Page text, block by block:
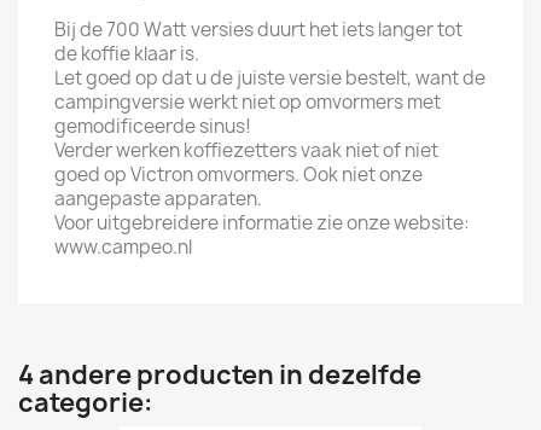
Bij de 700 Watt versies duurt het iets langer tot
de koffie klaar is.
Let goed op dat u de juiste versie bestelt, want de
campingversie werkt niet op omvormers met
gemodificeerde sinus!
Verder werken koffiezetters vaak niet of niet
goed op Victron omvormers. Ook niet onze
aangepaste apparaten.
Voor uitgebreidere informatie zie onze website:
www.campeo.nl
4 andere producten in dezelfde
categorie: